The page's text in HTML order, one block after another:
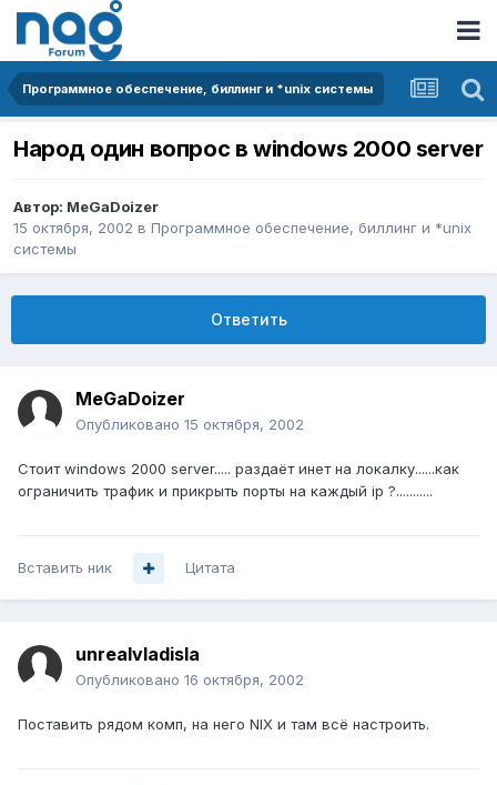
Программное обеспечение, биллинг и *unix системы
Народ один вопрос в windows 2000 server
Автор: MeGaDoizer
15 октября, 2002 в Программное обеспечение, биллинг и *unix
системы
Ответить
MeGaDoizer
Опубликовано 15 октября, 2002
Стоит windows 2000 server..... раздаёт инет на локалку......как
ограничить трафик и прикрыть порты на каждый ip ?...........
Вставить ник Цитата
unrealvladisla
Опубликовано 16 октября, 2002
Поставить рядом комп, на него NIX и там всё настроить.